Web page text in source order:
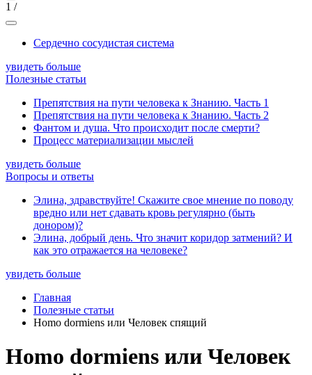
1 /
Сердечно сосудистая система
увидеть больше
Полезные статьи
Препятствия на пути человека к Знанию. Часть 1
Препятствия на пути человека к Знанию. Часть 2
Фантом и душа. Что происходит после смерти?
Процесс материализации мыслей
увидеть больше
Вопросы и ответы
Элина, здравствуйте! Скажите свое мнение по поводу
вредно или нет сдавать кровь регулярно (быть
донором)?
Элина, добрый день. Что значит коридор затмений? И
как это отражается на человеке?
увидеть больше
Главная
Полезные статьи
Homo dormiens или Человек спящий
Homo dormiens или Человек